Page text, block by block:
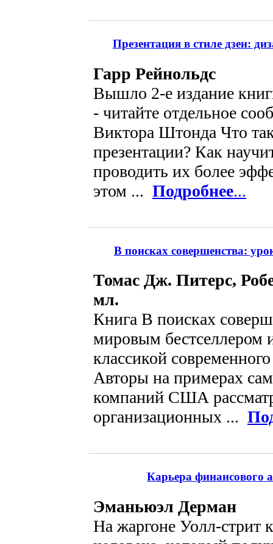
Презентация в стиле дзен:
Гарр Рейнольдс
Вышло 2-е издание
- читайте отдельное
Виктора Штонда Что
презентации? Как
проводить их более
этом ... Подробнее...
В поисках совершенства:
Томас Дж. Питерс,
мл.
Книга В поисках
мировым бестселлером
классикой
Авторы на примерах
компаний США
организационных ...
Карьера финансового
Эманьюэл Дерман
На жаргоне Уолл-стрит